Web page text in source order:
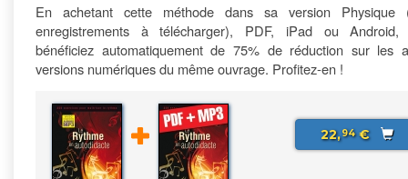
En achetant cette méthode dans sa version Physique
enregistrements à télécharger), PDF, iPad ou Android,
bénéficiez automatiquement de 75% de réduction sur les
versions numériques du même ouvrage. Profitez-en !
22,94€